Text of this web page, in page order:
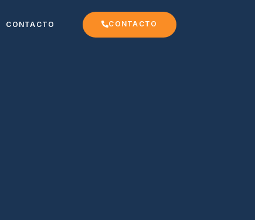
CONTACTO CONTACTO